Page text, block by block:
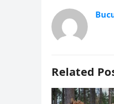
Related